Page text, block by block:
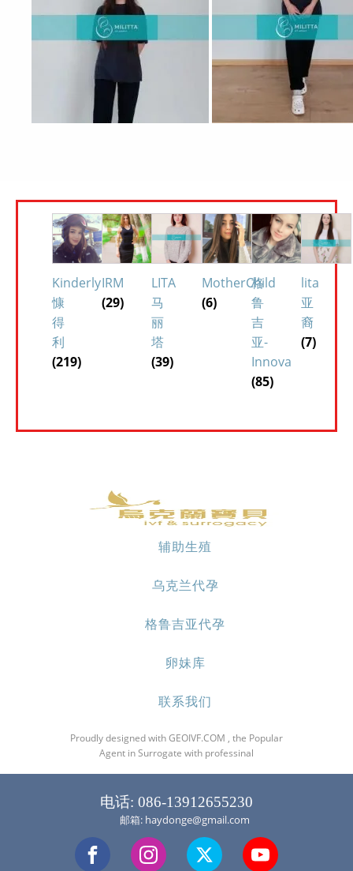
Kinderly
慷
得
利
(219)
IRM
(29)
LITA
马
丽
塔
(39)
MotherChild
(6)
格
鲁
吉
亚-
Innova
(85)
lita
亚
裔
(7)
辅助生殖
乌克兰代孕
格鲁吉亚代孕
卵妹库
联系我们
Proudly designed with GEOIVF.COM , the Popular
Agent in Surrogate with professinal
电话: 086-13912655230
邮箱: haydonge@gmail.com